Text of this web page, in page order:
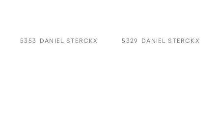
5353 DANIEL STERCKX 5329 DANIEL STERCKX